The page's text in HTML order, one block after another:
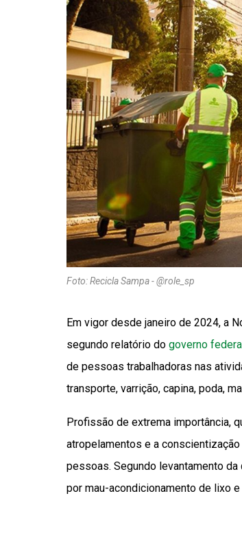
Foto: Recicla Sampa - @role_sp
Em vigor desde janeiro de 2024, a
segundo relatório do governo
de pessoas trabalhadoras nas
transporte, varrição, capina, poda,
Profissão de extrema importância,
atropelamentos e a
pessoas. Segundo levantamento
por mau-acondicionamento de lixo